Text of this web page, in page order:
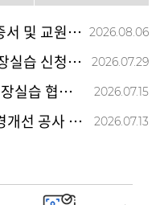
2026년 8월 졸업생에 대한 졸업증서 및 교원자격증(유아교육과 전공) 배부 안내 2026.08.06
학교현장실습 OT 참석시 학교현장실습 신청서 원본 제출시 18시 전까지만 접수 합니다. 2026.07.29
경기지역대학 유아교육과 학교현장실습 협력기관 및 실습 유치원을 공지합니다. 2026.07.15
성남시학습관 화장실 및 외부 환경개선 공사 안내 2026.07.13